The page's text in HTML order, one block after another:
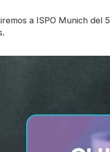
que brilla en la
a ISPO Munich